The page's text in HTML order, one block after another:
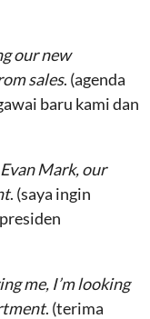
our new
sales. (agenda
baru kami dan
Mark, our
. (saya ingin
me, I’m looking
. (terima